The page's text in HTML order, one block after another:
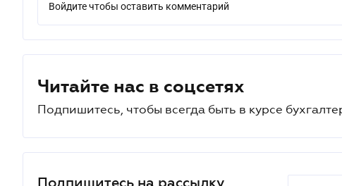
Войдите чтобы оставить комментарий
Читайте нас в соцсетях
Подпишитесь, чтобы всегда быть в курсе
Подпишитесь на рассылку